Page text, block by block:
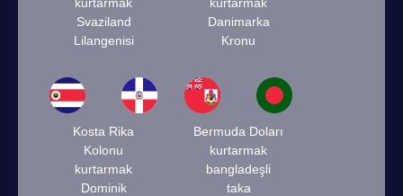
Svaziland
Lilangenisi
Danimarka
Kronu
Kosta Rika
Kolonu
kurtarmak
Dominik
Bermuda Doları
kurtarmak
bangladeşli
taka